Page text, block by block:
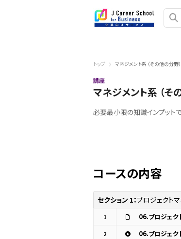
トップ マネジメント系 （その他の分野
講座
マネジメント系 （そ
必要最小限の知識インプット
コースの内容
セクション 1：プロジェクト
1
2